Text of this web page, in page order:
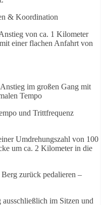
& Koordination
von ca. 1 Kilometer
einer flachen Anfahrt von
im großen Gang mit
Tempo
und Trittfrequenz
Umdrehungszahl von 100
um ca. 2 Kilometer in die
zurück pedalieren –
im Sitzen und